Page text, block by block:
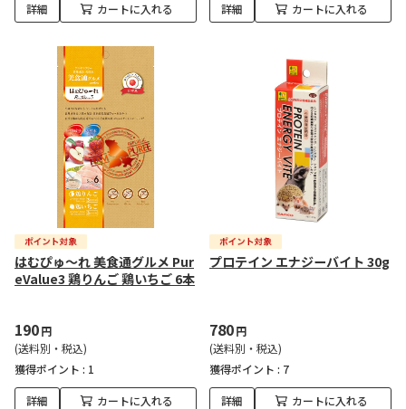
詳細 カートに入れる 詳細 カートに入れる
はむぴゅ～れ 美食通グルメ Pur
eValue3 鶏りんご 鶏いちご 6本
190円
(送料別・税込)
獲得ポイント : 1
詳細 カートに入れる
プロテイン エナジーバイト 30g
780円
(送料別・税込)
獲得ポイント : 7
詳細 カートに入れる